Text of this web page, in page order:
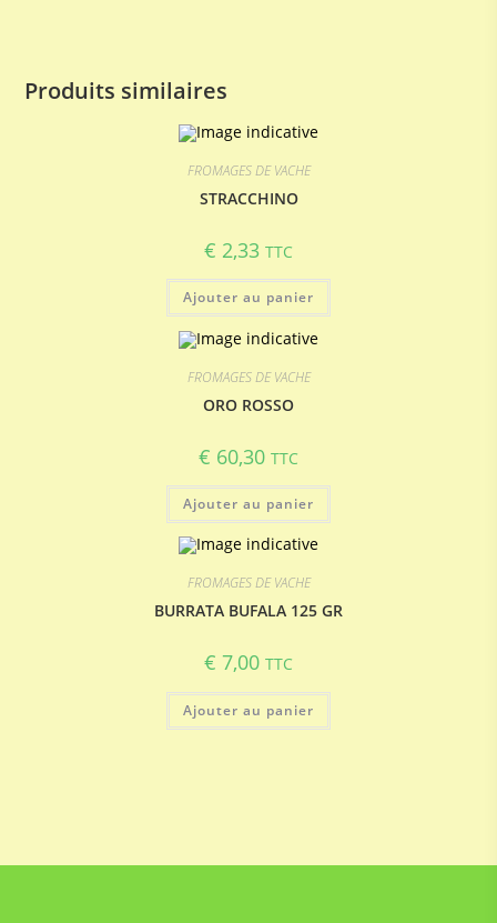
Produits similaires
FROMAGES DE VACHE
STRACCHINO
€ 2,33 TTC
Ajouter au panier
FROMAGES DE VACHE
ORO ROSSO
€ 60,30 TTC
Ajouter au panier
FROMAGES DE VACHE
BURRATA BUFALA 125 GR
€ 7,00 TTC
Ajouter au panier